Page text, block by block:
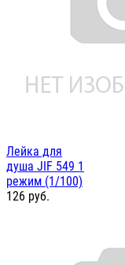
Лейка для
душа JIF 549 1
режим (1/100)
126 руб.